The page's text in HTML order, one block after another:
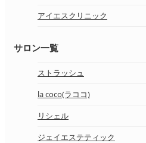
アイエスクリニック
サロン一覧
ストラッシュ
la coco(ラココ)
リシェル
ジェイエステティック